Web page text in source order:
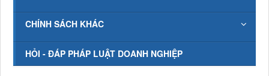
CHÍNH SÁCH KHÁC
HỎI - ĐÁP PHÁP LUẬT DOANH NGHIỆP